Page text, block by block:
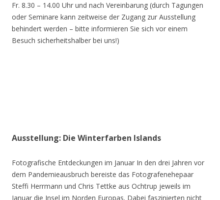
Fr. 8.30 – 14.00 Uhr und nach Vereinbarung (durch Tagungen
oder Seminare kann zeitweise der Zugang zur Ausstellung
behindert werden – bitte informieren Sie sich vor einem
Besuch sicherheitshalber bei uns!)
Ausstellung: Die Winterfarben Islands
Fotografische Entdeckungen im Januar In den drei Jahren vor
dem Pandemieausbruch bereiste das Fotografenehepaar
Steffi Herrmann und Chris Tettke aus Ochtrup jeweils im
Januar die Insel im Norden Europas. Dabei faszinierten nicht